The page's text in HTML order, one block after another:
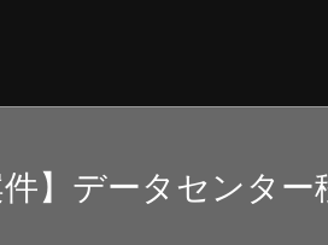
件】データセンター